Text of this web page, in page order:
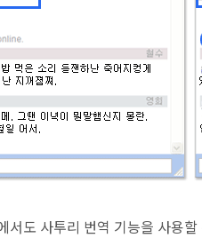
서도 사투리 번역 기능을 사용